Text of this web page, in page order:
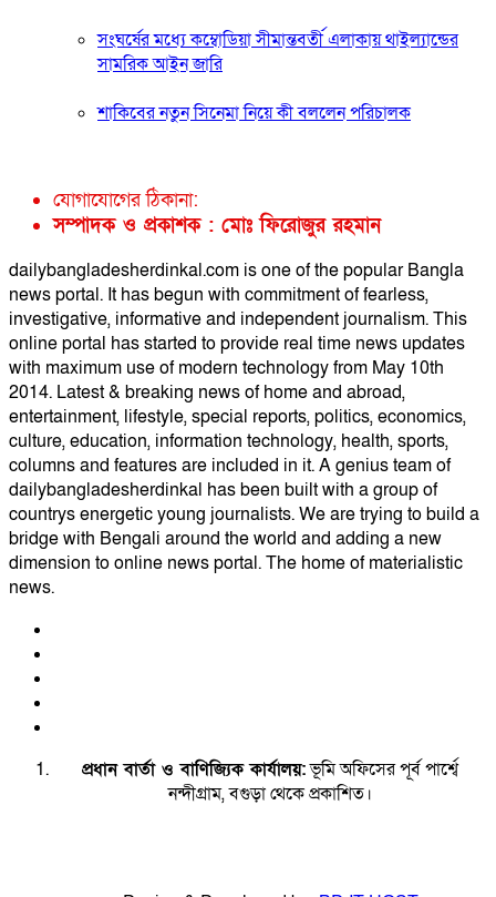
সংঘর্ষের মধ্যে কম্বোডিয়া সীমান্তবর্তী এলাকায় থাইল্যান্ডের
সামরিক আইন জারি
শাকিবের নতুন সিনেমা নিয়ে কী বললেন পরিচালক
যোগাযোগের ঠিকানা:
সম্পাদক ও প্রকাশক : মোঃ ফিরোজুর রহমান
dailybangladesherdinkal.com is one of the popular Bangla
news portal. It has begun with commitment of fearless,
investigative, informative and independent journalism. This
online portal has started to provide real time news updates
with maximum use of modern technology from May 10th
2014. Latest & breaking news of home and abroad,
entertainment, lifestyle, special reports, politics, economics,
culture, education, information technology, health, sports,
columns and features are included in it. A genius team of
dailybangladesherdinkal has been built with a group of
countrys energetic young journalists. We are trying to build a
bridge with Bengali around the world and adding a new
dimension to online news portal. The home of materialistic
news.
প্রধান বার্তা ও বাণিজ্যিক কার্যালয়:ভূমি অফিসের পূর্ব পার্শ্বে
নন্দীগ্রাম, বগুড়া থেকে প্রকাশিত।